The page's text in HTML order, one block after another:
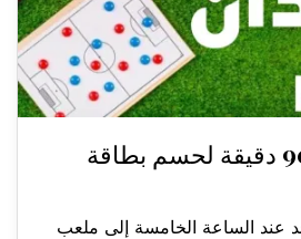
ديربي الشمال 90 دقيقة لحسم بطاقة
عند الساعة الخامسة إلى ملعب